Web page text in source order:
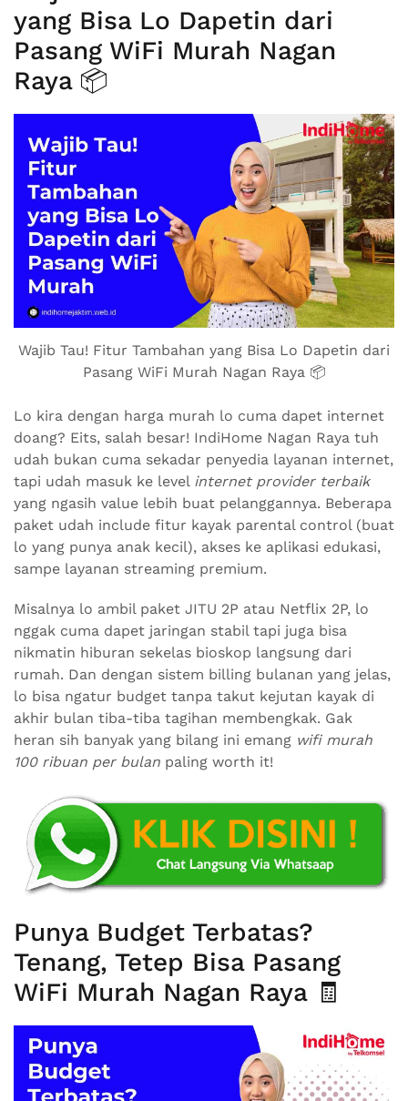
yang Bisa Lo Dapetin dari
Pasang WiFi Murah Nagan
Raya 📦
Wajib Tau! Fitur Tambahan yang Bisa Lo Dapetin dari
Pasang WiFi Murah Nagan Raya 📦
Lo kira dengan harga murah lo cuma dapet internet
doang? Eits, salah besar! IndiHome Nagan Raya tuh
udah bukan cuma sekadar penyedia layanan internet,
tapi udah masuk ke level internet provider terbaik
yang ngasih value lebih buat pelanggannya. Beberapa
paket udah include fitur kayak parental control (buat
lo yang punya anak kecil), akses ke aplikasi edukasi,
sampe layanan streaming premium.
Misalnya lo ambil paket JITU 2P atau Netflix 2P, lo
nggak cuma dapet jaringan stabil tapi juga bisa
nikmatin hiburan sekelas bioskop langsung dari
rumah. Dan dengan sistem billing bulanan yang jelas,
lo bisa ngatur budget tanpa takut kejutan kayak di
akhir bulan tiba-tiba tagihan membengkak. Gak
heran sih banyak yang bilang ini emang wifi murah
100 ribuan per bulan paling worth it!
Punya Budget Terbatas?
Tenang, Tetep Bisa Pasang
WiFi Murah Nagan Raya 🧾